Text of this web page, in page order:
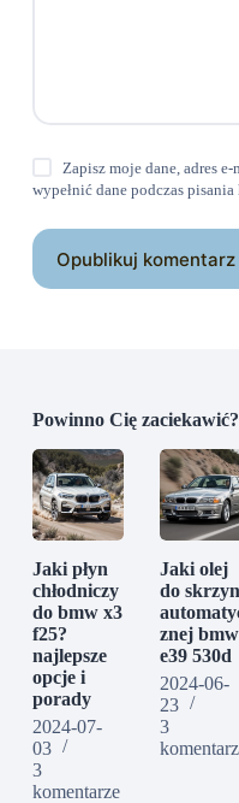
Zapisz moje dane, adres
wypełnić dane podczas
Opublikuj komentarz
Powinno Cię zaciekawić?
Jaki płyn
chłodniczy
do bmw x3
f25?
najlepsze
opcje i
porady
2024-07-
03
3
komentarze
Jaki olej
do
znej bmw
e39 530d
2024-06-
23
3